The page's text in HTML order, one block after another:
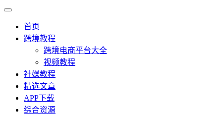
首页
跨境教程
跨境电商平台大全
视频教程
社媒教程
精选文章
APP下载
综合资源